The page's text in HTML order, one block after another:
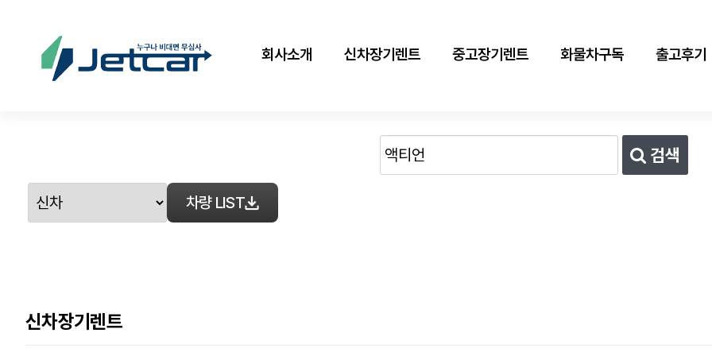
회사소개 신차장기렌트 중고장기렌트 화물차구독 출고후기
검색
차량 LIST
신차장기렌트